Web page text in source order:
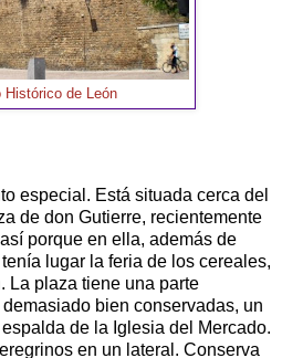
Histórico de León
especial. Está situada cerca del
de don Gutierre, recientemente
porque en ella, además de
lugar la feria de los cereales,
La plaza tiene una parte
bien conservadas, un
de la Iglesia del Mercado.
en un lateral. Conserva